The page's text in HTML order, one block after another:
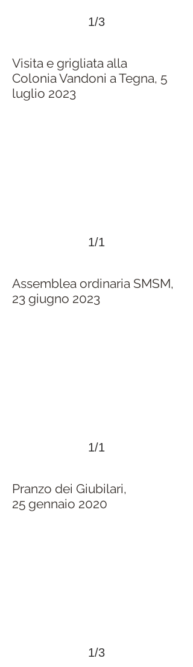
1/3
Visita e grigliata alla
Colonia Vandoni a Tegna, 5
luglio 2023
>
1/1
Assemblea ordinaria SMSM,
23 giugno 2023
>
1/1
Pranzo dei Giubilari,
25 gennaio 2020
>
1/3